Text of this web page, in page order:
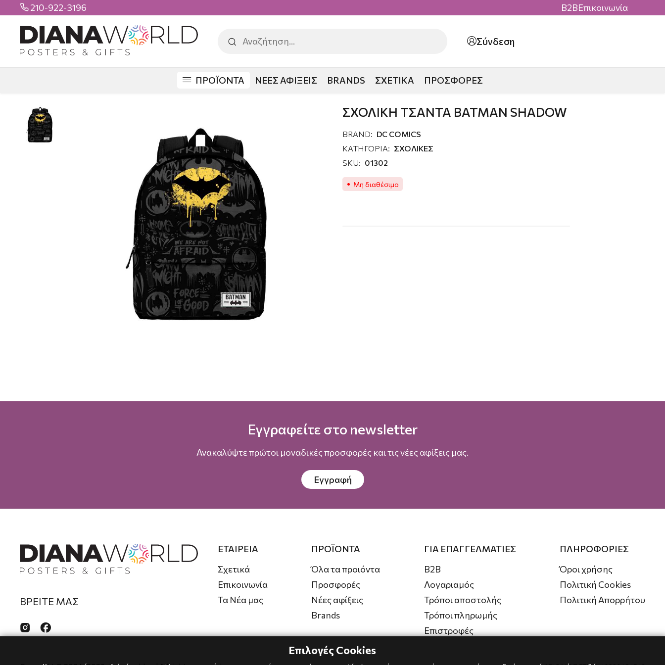
 210-922-3196 B2BΕπικοινωνία
Σύνδεση
ΠΡΟΪΟΝΤΑ ΝΕΕΣ ΑΦΙΞΕΙΣ BRANDS ΣΧΕΤΙΚΑ ΠΡΟΣΦΟΡΕΣ
ΣΧΟΛΙΚΗ ΤΣΑΝΤΑ BATMAN SHADOW
BRAND: DC COMICS
ΚΑΤΗΓΟΡΙΑ: ΣΧΟΛΙΚΕΣ
SKU: 01302
Μη διαθέσιμο
Εγγραφείτε στο newsletter
Ανακαλύψτε πρώτοι μοναδικές προσφορές και τις νέες αφίξεις μας.
Εγγραφή
ΒΡΕΙΤΕ ΜΑΣ
 
ΕΤΑΙΡΕΙΑ
Σχετικά
Επικοινωνία
Τα Νέα μας
ΠΡΟΪΟΝΤΑ
Όλα τα προιόντα
Προσφορές
Νέες αφίξεις
Brands
ΓΙΑ ΕΠΑΓΓΕΛΜΑΤΙΕΣ
B2B
Λογαριαμός
Τρόποι αποστολής
Τρόποι πληρωμής
Επιστροφές
ΠΛΗΡΟΦΟΡΙΕΣ
Όροι χρήσης
Πολιτική Cookies
Πολιτική Απορρήτου
Επιλογές Cookies